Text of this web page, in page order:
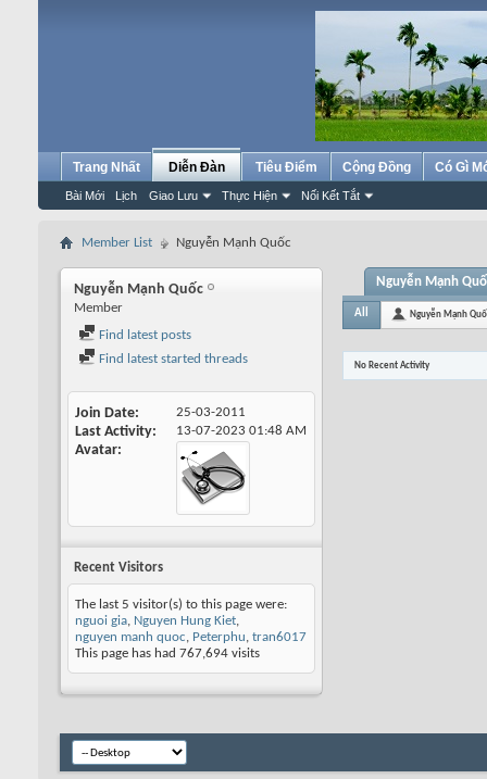
Trang Nhất Diễn Đàn
Bài Mới Lịch Giao Lưu Thực Hiện Nối Kết Tắt
Tiêu Điểm Cộng Đồng Có Gì
Member List Nguyễn Mạnh Quốc
Nguyễn Mạnh Quốc
Member
Find latest posts
Find latest started threads
Join Date 25-03-2011
Last Activity 13-07-2023 01:48 AM
Avatar
Recent Visitors
The last 5 visitor(s) to this page were:
nguoi gia, Nguyen Hung Kiet,
nguyen manh quoc, Peterphu, tran6017
This page has had 767,694 visits
Nguyễn Mạnh
All Nguyễn Mạnh
No Recent Activity